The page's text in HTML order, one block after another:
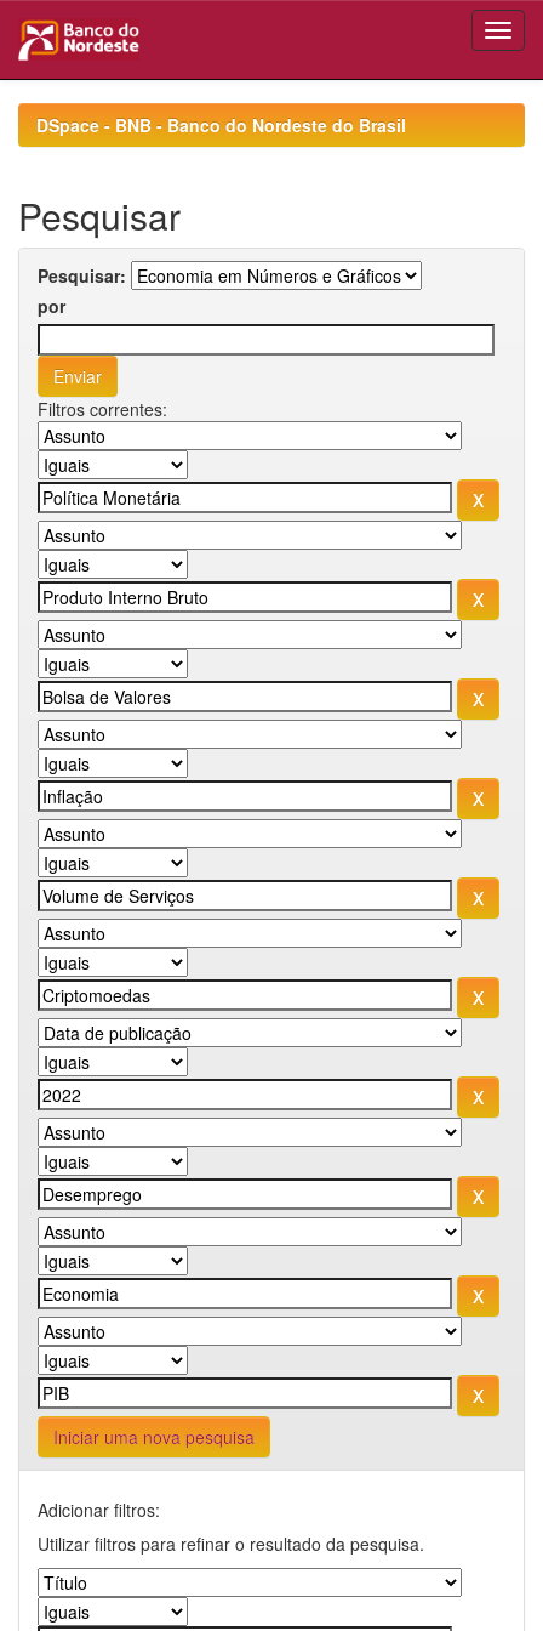
navigationDSpace - BNB - Banco do Nordeste do Brasil
Pesquisar
Pesquisar:
por
Filtros correntes:
Iniciar uma nova pesquisa
Adicionar filtros:
Utilizar filtros para refinar o resultado da pesquisa.